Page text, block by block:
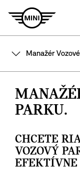
Manažér
PARKU.
CHCETE
VOZOVÝ